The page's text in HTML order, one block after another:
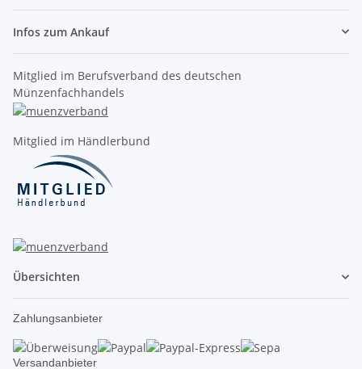
Infos zum Ankauf
Mitglied im Berufsverband des deutschen
Münzenfachhandels
Mitglied im Händlerbund
Übersichten
Zahlungsanbieter
Versandanbieter